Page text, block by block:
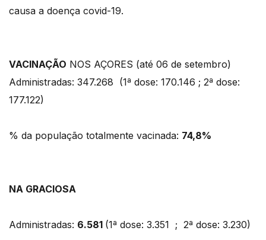
causa a doença covid-19.
VACINAÇÃO NOS AÇORES (até 06 de setembro)
Administradas: 347.268 (1ª dose: 170.146 ; 2ª dose:
177.122)
% da população totalmente vacinada: 74,8%
NA GRACIOSA
Administradas: 6.581 (1ª dose: 3.351 ; 2ª dose: 3.230)